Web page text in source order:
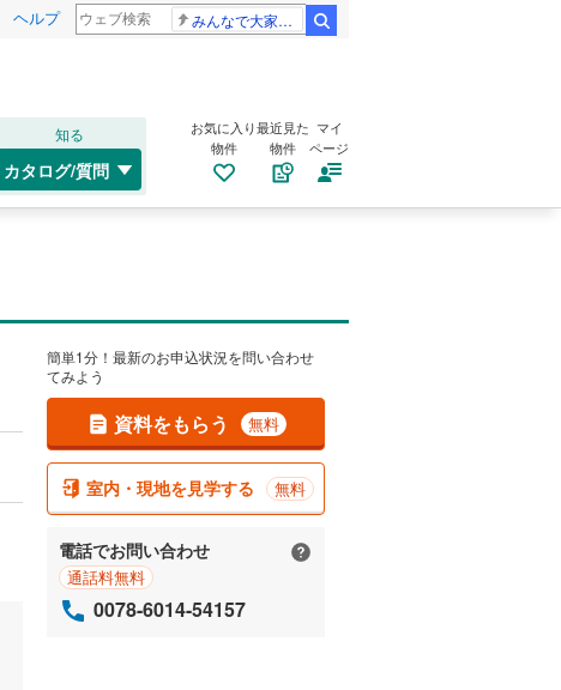
ヘルプ みんなで大家さん 2881億円
知る
カタログ/質問
お気に入り
物件
最近見た
物件
マイ
ページ
簡単1分！最新のお申込状況を問い合わせ
てみよう
資料をもらう 無料
室内・現地を見学する 無料
電話でお問い合わせ
通話料無料
0078-6014-54157